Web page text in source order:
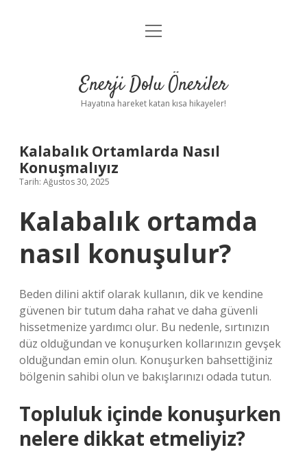
Anasayfa
Yasal Uyarı
menüyü
Enerji Dolu Öneriler
Hayatına hareket katan kısa hikayeler!
Kalabalık Ortamlarda Nasıl
Konuşmalıyız
Tarih: Ağustos 30, 2025
Kalabalık ortamda
nasıl konuşulur?
Beden dilini aktif olarak kullanın, dik ve kendine
güvenen bir tutum daha rahat ve daha güvenli
hissetmenize yardımcı olur. Bu nedenle, sırtınızın
düz olduğundan ve konuşurken kollarınızın gevşek
olduğundan emin olun. Konuşurken bahsettiğiniz
bölgenin sahibi olun ve bakışlarınızı odada tutun.
Topluluk içinde konuşurken
nelere dikkat etmeliyiz?